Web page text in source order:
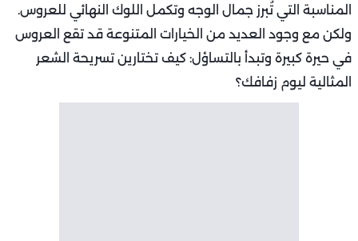
المناسبة التي تُبرز جمال الوجه وتكمل اللوك النهائي للعروس.
ولكن مع وجود العديد من الخيارات المتنوعة قد تقع العروس
في حيرة كبيرة وتبدأ بالتساؤل: كيف تختارين تسريحة الشعر
المثالية ليوم زفافك؟